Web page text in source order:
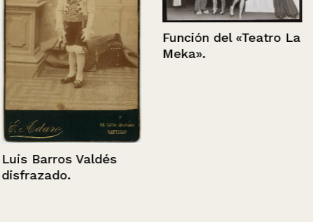
Luis Barros Valdés
disfrazado.
Función del «Teatro La
Meka».